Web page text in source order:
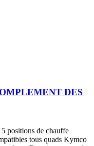
DES
positions de chauffe
tous quads Kymco